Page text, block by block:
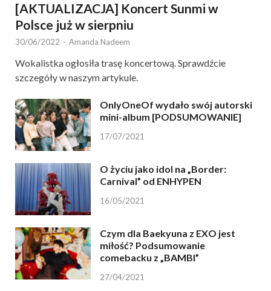
[AKTUALIZACJA] Koncert Sunmi w
Polsce już w sierpniu
30/06/2022 - Amanda Nadeem
Wokalistka ogłosiła trasę koncertową. Sprawdźcie
szczegóły w naszym artykule.
OnlyOneOf wydało swój autorski
mini-album [PODSUMOWANIE]
17/07/2021
O życiu jako idol na „Border:
Carnival” od ENHYPEN
16/05/2021
Czym dla Baekyuna z EXO jest
miłość? Podsumowanie
comebacku z „BAMBI”
27/04/2021